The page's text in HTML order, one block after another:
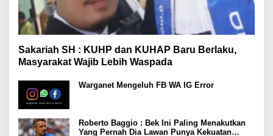
Sakariah SH : KUHP dan KUHAP Baru Berlaku,
Masyarakat Wajib Lebih Waspada
Warganet Mengeluh FB WA IG Error
Roberto Baggio : Bek Ini Paling Menakutkan
Yang Pernah Dia Lawan Punya Kekuatan